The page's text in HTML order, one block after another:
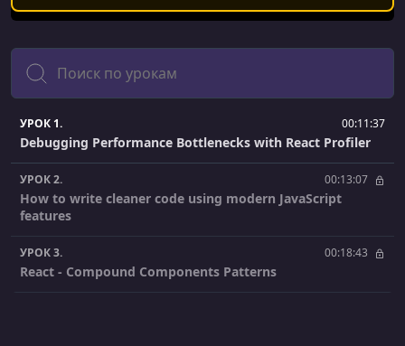
Поиск
УРОК 1. 00:11:37
Debugging Performance Bottlenecks with React Profiler
УРОК 2. 00:13:07
How to write cleaner code using modern JavaScript
features
УРОК 3. 00:18:43
React - Compound Components Patterns